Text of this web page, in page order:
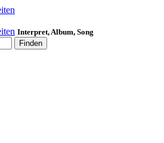
Interpret, Album, Song